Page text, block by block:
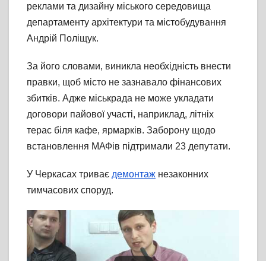
реклами та дизайну міського середовища
департаменту архітектури та містобудування
Андрій Поліщук.
За його словами, виникла необхідність внести
правки, щоб місто не зазнавало фінансових
збитків. Адже міськрада не може укладати
договори пайової участі, наприклад, літніх
терас біля кафе, ярмарків. Заборону щодо
встановлення МАФів підтримали 23 депутати.
У Черкасах триває демонтаж незаконних
тимчасових споруд.